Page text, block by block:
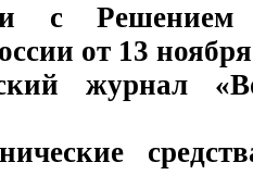
с
от 13 ноября
журнал